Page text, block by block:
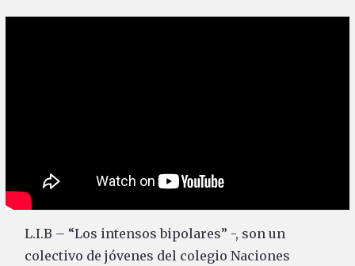
L.I.B – “Los intensos bipolares” -, son un
colectivo de jóvenes del colegio Naciones